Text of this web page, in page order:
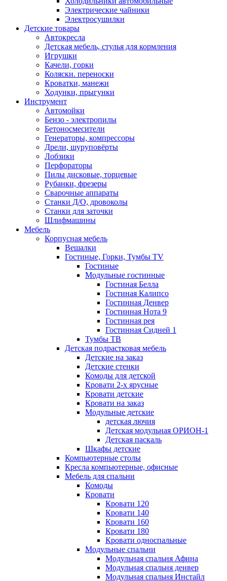
Электрические чайники
Электросушилки
Детские товары
Автокресла
Детская мебель, стулья для кормления
Игрушки
Качели, горки
Коляски. переноски
Кроватки, манежи
Ходунки, прыгунки
Инструмент
Автомойки
Бензо - электропилы
Бетоносмесители
Генераторы, компрессоры
Дрели, шуруповёрты
Лобзики
Перфораторы
Пилы дисковые, торцевые
Рубанки, фрезеры
Сварочные аппараты
Станки Д/О, дровоколы
Станки для заточки
Шлифмашины
Мебель
Корпусная мебель
Вешалки
Гостиные, Горки, Тумбы TV
Гостиные
Модульные гостинные
Гостиная Белла
Гостиная Калипсо
Гостинная Денвер
Гостинная Нота 9
Гостинная рея
Гостинная Сидней 1
Тумбы ТВ
Детская подрастковая мебель
Детские на заказ
Детские стенки
Комоды для детской
Кровати 2-х ярусные
Кровати детские
Кровати на заказ
Модульные детские
детская лючия
Детская модульная ОРИОН-1
Детская паскаль
Шкафы детские
Компьютерные столы
Кресла компьютерные, офисные
Мебель для спальни
Комоды
Кровати
Кровати 120
Кровати 140
Кровати 160
Кровати 180
Кровати односпальные
Модульные спальни
Модульная спальня Афина
Модульная спальня денвер
Модульная спальня Инстайл